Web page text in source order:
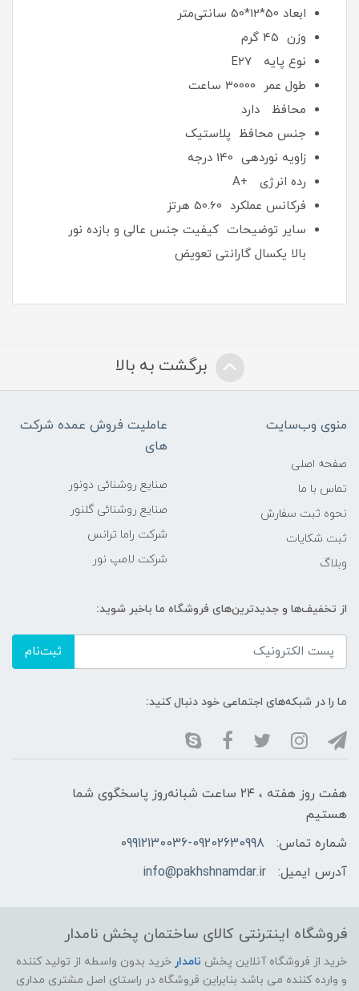
ابعاد 50*12*50 سانتی‌متر
وزن 45 گرم
نوع پایه E27
طول عمر 30000 ساعت
محافظ دارد
جنس محافظ پلاستیک
زاویه نوردهی 140 درجه
رده انرژی +A
فرکانس عملکرد 50.60 هرتز
سایر توضیحات کیفیت جنس عالی و بازده نور
بالا یکسال گارانتی تعویض
برگشت به بالا
منوی وب‌سایت
صفحه اصلی
تماس با ما
نحوه ثبت سفارش
ثبت شکایات
وبلاگ
عاملیت فروش عمده شرکت
های
صنایع روشنائی دونور
صنایع روشنائی گلنور
شرکت راما ترانس
شرکت لامپ نور
از تخفیف‌ها و جدیدترین‌های فروشگاه ما باخبر شوید:
ثبت‌نام
ما را در شبکه‌های اجتماعی خود دنبال کنید:
هفت روز هفته ، ۲۴ ساعت شبانه‌روز پاسخگوی شما
هستیم
شماره تماس:
09912130036-09202630998
آدرس ایمیل:
info@pakhshnamdar.ir
فروشگاه اینترنتی کالای ساختمان پخش نامدار
خرید از فروشگاه آنلاین پخش نامدار خرید بدون واسطه از تولید کننده
و وارده کننده می باشد بنابراین فروشگاه در راستای اصل مشتری مداری